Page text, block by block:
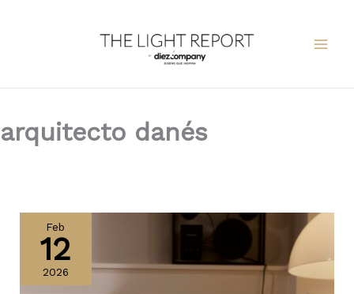
arquitecto danés
Feb
12
2026
Originals
Louis